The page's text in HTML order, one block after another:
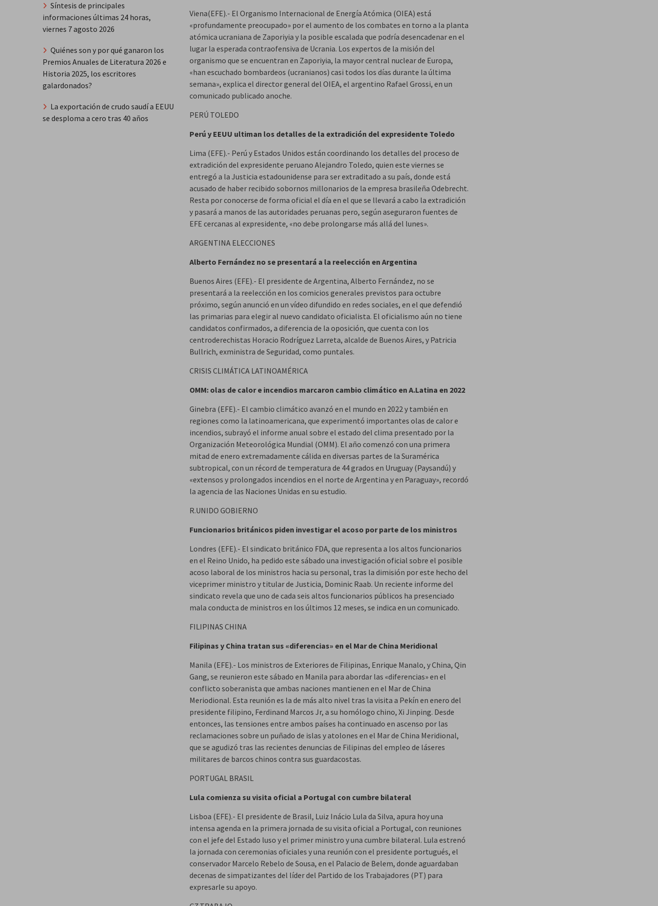
Viena(EFE).- El Organismo Internacional de Energía Atómica (OIEA) está
«profundamente preocupado» por el aumento de los combates en torno a la planta
atómica ucraniana de Zaporiyia y la posible escalada que podría desencadenar en el
lugar la esperada contraofensiva de Ucrania. Los expertos de la misión del
organismo que se encuentran en Zaporiyia, la mayor central nuclear de Europa,
«han escuchado bombardeos (ucranianos) casi todos los días durante la última
semana», explica el director general del OIEA, el argentino Rafael Grossi, en un
comunicado publicado anoche.
PERÚ TOLEDO
Perú y EEUU ultiman los detalles de la extradición del expresidente Toledo
Lima (EFE).- Perú y Estados Unidos están coordinando los detalles del proceso de
extradición del expresidente peruano Alejandro Toledo, quien este viernes se
entregó a la Justicia estadounidense para ser extraditado a su país, donde está
acusado de haber recibido sobornos millonarios de la empresa brasileña Odebrecht.
Resta por conocerse de forma oficial el día en el que se llevará a cabo la extradición
y pasará a manos de las autoridades peruanas pero, según aseguraron fuentes de
EFE cercanas al expresidente, «no debe prolongarse más allá del lunes».
ARGENTINA ELECCIONES
Alberto Fernández no se presentará a la reelección en Argentina
Buenos Aires (EFE).- El presidente de Argentina, Alberto Fernández, no se
presentará a la reelección en los comicios generales previstos para octubre
próximo, según anunció en un vídeo difundido en redes sociales, en el que defendió
las primarias para elegir al nuevo candidato oficialista. El oficialismo aún no tiene
candidatos confirmados, a diferencia de la oposición, que cuenta con los
centroderechistas Horacio Rodríguez Larreta, alcalde de Buenos Aires, y Patricia
Bullrich, exministra de Seguridad, como puntales.
CRISIS CLIMÁTICA LATINOAMÉRICA
OMM: olas de calor e incendios marcaron cambio climático en A.Latina en 2022
Ginebra (EFE).- El cambio climático avanzó en el mundo en 2022 y también en
regiones como la latinoamericana, que experimentó importantes olas de calor e
incendios, subrayó el informe anual sobre el estado del clima presentado por la
Organización Meteorológica Mundial (OMM). El año comenzó con una primera
mitad de enero extremadamente cálida en diversas partes de la Suramérica
subtropical, con un récord de temperatura de 44 grados en Uruguay (Paysandú) y
«extensos y prolongados incendios en el norte de Argentina y en Paraguay», recordó
la agencia de las Naciones Unidas en su estudio.
R.UNIDO GOBIERNO
Funcionarios británicos piden investigar el acoso por parte de los ministros
Londres (EFE).- El sindicato británico FDA, que representa a los altos funcionarios
en el Reino Unido, ha pedido este sábado una investigación oficial sobre el posible
acoso laboral de los ministros hacia su personal, tras la dimisión por este hecho del
viceprimer ministro y titular de Justicia, Dominic Raab. Un reciente informe del
sindicato revela que uno de cada seis altos funcionarios públicos ha presenciado
mala conducta de ministros en los últimos 12 meses, se indica en un comunicado.
FILIPINAS CHINA
Filipinas y China tratan sus «diferencias» en el Mar de China Meridional
Manila (EFE).- Los ministros de Exteriores de Filipinas, Enrique Manalo, y China, Qin
Gang, se reunieron este sábado en Manila para abordar las «diferencias» en el
conflicto soberanista que ambas naciones mantienen en el Mar de China
Meriodional. Esta reunión es la de más alto nivel tras la visita a Pekín en enero del
presidente filipino, Ferdinand Marcos Jr, a su homólogo chino, Xi Jinping. Desde
entonces, las tensiones entre ambos países ha continuado en ascenso por las
reclamaciones sobre un puñado de islas y atolones en el Mar de China Meridional,
que se agudizó tras las recientes denuncias de Filipinas del empleo de láseres
militares de barcos chinos contra sus guardacostas.
PORTUGAL BRASIL
Lula comienza su visita oficial a Portugal con cumbre bilateral
Lisboa (EFE).- El presidente de Brasil, Luiz Inácio Lula da Silva, apura hoy una
intensa agenda en la primera jornada de su visita oficial a Portugal, con reuniones
con el jefe del Estado luso y el primer ministro y una cumbre bilateral. Lula estrenó
la jornada con ceremonias oficiales y una reunión con el presidente portugués, el
conservador Marcelo Rebelo de Sousa, en el Palacio de Belem, donde aguardaban
decenas de simpatizantes del líder del Partido de los Trabajadores (PT) para
expresarle su apoyo.
Síntesis de principales
informaciones últimas 24 horas,
viernes 7 agosto 2026
Quiénes son y por qué ganaron los
Premios Anuales de Literatura 2026 e
Historia 2025, los escritores
galardonados?
La exportación de crudo saudí a EEUU
se desploma a cero tras 40 años